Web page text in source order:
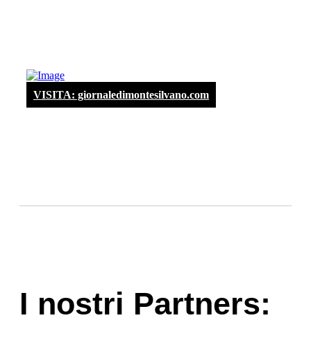
VISITA: giornaledimontesilvano.com
I nostri Partners: